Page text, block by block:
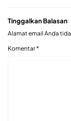
Tinggalkan Balasan
Alamat email Anda
Komentar*